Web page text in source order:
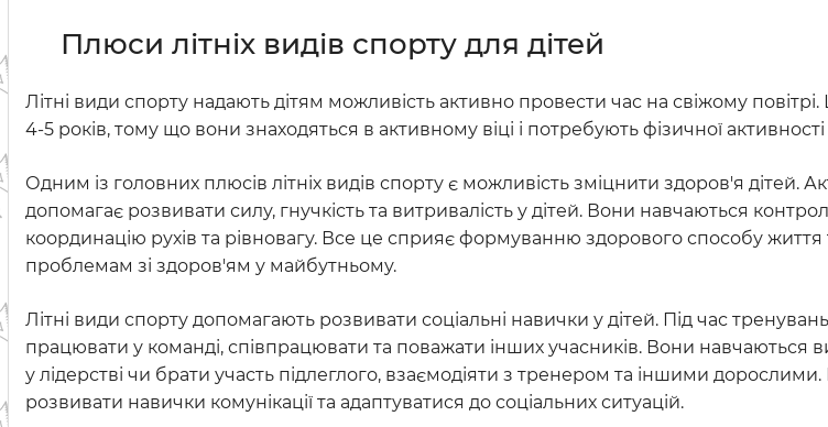
Плюси літніх видів спорту для дітей
Літні види спорту надають дітям можливість активно провести час на свіжому
4-5 років, тому що вони знаходяться в активному віці і потребують фізичної
Одним із головних плюсів літніх видів спорту є можливість зміцнити здоров'я дітей.
допомагає розвивати силу, гнучкість та витривалість у дітей. Вони навчаються
координацію рухів та рівновагу. Все це сприяє формуванню здорового способу життя
проблемам зі здоров'ям у майбутньому.
Літні види спорту допомагають розвивати соціальні навички у дітей. Під час
працювати у команді, співпрацювати та поважати інших учасників. Вони навчаються
у лідерстві чи брати участь підлеглого, взаємодіяти з тренером та іншими
розвивати навички комунікації та адаптуватися до соціальних ситуацій.